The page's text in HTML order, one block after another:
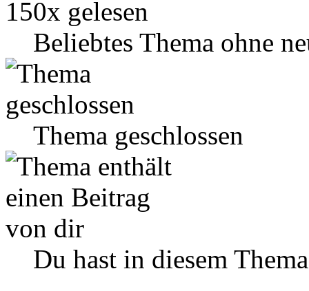
Beliebtes Thema ohne
Thema geschlossen
Du hast in diesem